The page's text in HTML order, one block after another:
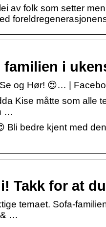
av folk som setter
i
og Hør! 😍… |
Kise måtte som alle
…
Bli bedre kjent med
Takk for at
temaet. Sofa-
& …